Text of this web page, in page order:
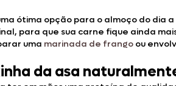
ótima opção para o almoço do dia
para que sua carne fique ainda
uma marinada de frango ou
da asa